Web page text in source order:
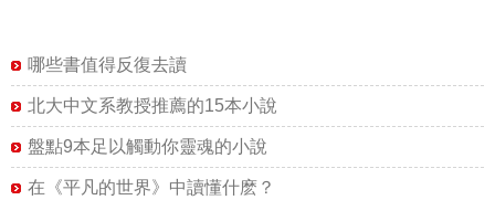
哪些書值得反復去讀
北大中文系教授推薦的15本小說
盤點9本足以觸動你靈魂的小說
在《平凡的世界》中讀懂什麽？